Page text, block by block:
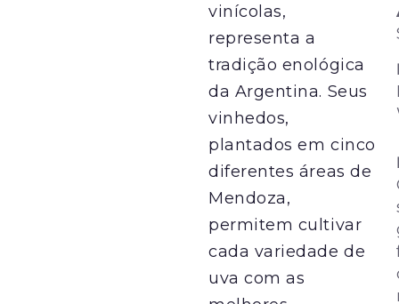
vinícolas,
representa a
tradição enológica
da Argentina. Seus
vinhedos,
plantados em cinco
diferentes áreas de
Mendoza,
permitem cultivar
cada variedade de
uva com as